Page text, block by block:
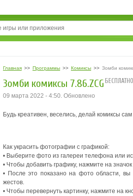
Главная >> Программы >> Комиксы >> Зомби
Зомби комиксы 7.86.ZCG БЕСПЛАТНО
09 марта 2022 - 4:50. Обновлено
Будь креативен, веселись, делай комиксы
Как украсить фотографии с графикой:
• Выберите фото из галереи телефона или
• Чтобы добавить графику, нажмите на
• После это показано на фото области,
жестов.
• Чтобы перевернуть картинку, нажмите на